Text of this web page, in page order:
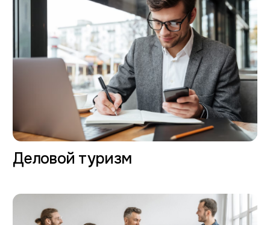
Для спортивных групп